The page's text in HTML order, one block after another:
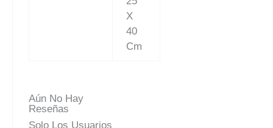
X
40
Cm
Aún No Hay
Reseñas
Solo Los Usuarios